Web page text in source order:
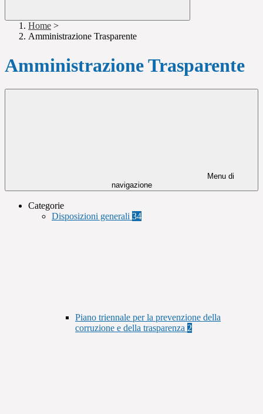
Home >
Amministrazione Trasparente
Amministrazione Trasparente
Menu di
navigazione
Categorie
Disposizioni generali 34
Piano triennale per la prevenzione della
corruzione e della trasparenza 2